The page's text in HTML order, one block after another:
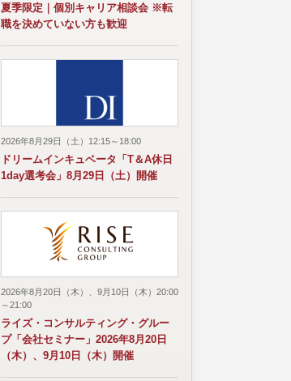
夏季限定｜個別キャリア相談会 ※転
職を決めていない方も歓迎
2026年8月29日（土）12:15～18:00
ドリームインキュベータ「T＆A休日
1day選考会」8月29日（土）開催
2026年8月20日（木）、9月10日（木）20:00
～21:00
ライズ・コンサルティング・グルー
プ「会社セミナー」2026年8月20日
（木）、9月10日（木）開催